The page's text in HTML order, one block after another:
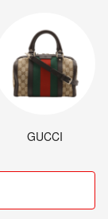
GUCCI